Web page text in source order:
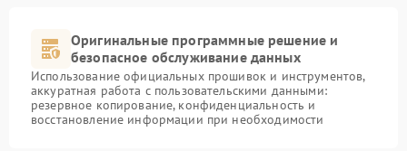
Оригинальные программные решение и
безопасное обслуживание данных
Использование официальных прошивок и инструментов,
аккуратная работа с пользовательскими данными:
резервное копирование, конфиденциальность и
восстановление информации при необходимости